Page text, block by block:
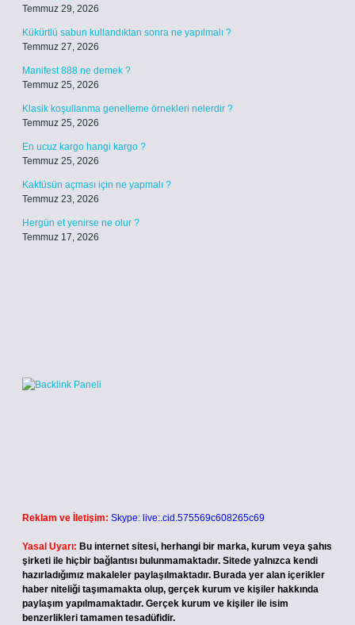
Temmuz 29, 2026
Kükürtlü sabun kullandıktan sonra ne yapılmalı ?
Temmuz 27, 2026
Manifest 888 ne demek ?
Temmuz 25, 2026
Klasik koşullanma genelleme örnekleri nelerdir ?
Temmuz 25, 2026
En ucuz kargo hangi kargo ?
Temmuz 25, 2026
Kaktüsün açması için ne yapmalı ?
Temmuz 23, 2026
Hergün et yenirse ne olur ?
Temmuz 17, 2026
Reklam ve İletişim: Skype: live:.cid.575569c608265c69
Yasal Uyarı: Bu internet sitesi, herhangi bir marka, kurum veya şahıs
şirketi ile hiçbir bağlantısı bulunmamaktadır. Sitede yalnızca kendi
hazırladığımız makaleler paylaşılmaktadır. Burada yer alan içerikler
haber niteliği taşımamakta olup, gerçek kurum ve kişiler hakkında
paylaşım yapılmamaktadır. Gerçek kurum ve kişiler ile isim
benzerlikleri tamamen tesadüfidir.